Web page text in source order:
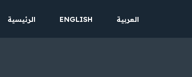
العربية ENGLISH الرئيسية